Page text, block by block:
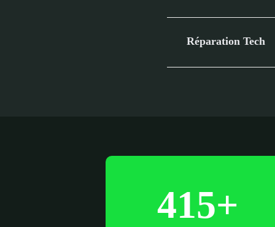
Réparation Tech
415+